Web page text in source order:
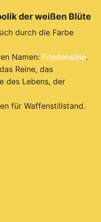
der weißen Blüte
durch die Farbe
Namen: Friedenslilie.
Reine, das
des Lebens, der
für Waffenstillstand.